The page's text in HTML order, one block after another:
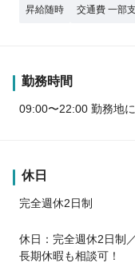
昇給随時 交通費 一部
勤務時間
09:00〜22:00 勤務地
休日
完全週休2日制
休日：完全週休2日制
長期休暇も相談可！